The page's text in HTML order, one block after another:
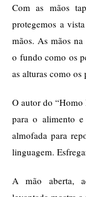
Com as mãos
protegemos a
mãos. As mãos
o fundo como os
as alturas como os
O autor do “Homo
para o alimento
almofada para
linguagem.
A mão aberta,